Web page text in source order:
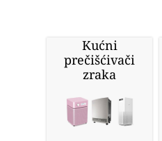
Kućni
prečišćivači
zraka